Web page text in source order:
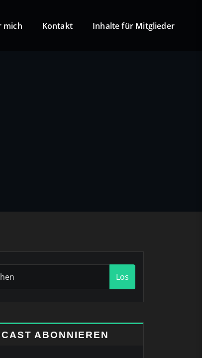
mich Kontakt Inhalte für Mitglieder
Los
ABONNIEREN